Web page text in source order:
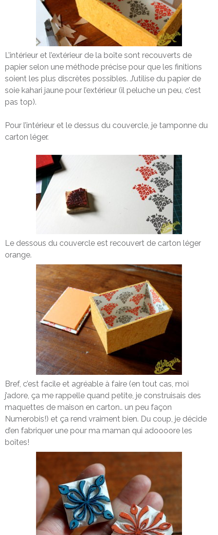
L’intérieur et l’extérieur de la boîte sont recouverts de
papier selon une méthode précise pour que les finitions
soient les plus discrètes possibles. J’utilise du papier de
soie kahari jaune pour l’extérieur (il peluche un peu, c’est
pas top).
Pour l’intérieur et le dessus du couvercle, je tamponne du
carton léger.
Le dessous du couvercle est recouvert de carton léger
orange.
Bref, c’est facile et agréable à faire (en tout cas, moi
j’adore, ça me rappelle quand petite, je construisais des
maquettes de maison en carton.. un peu façon
Numerobis!) et ça rend vraiment bien. Du coup, je décide
d’en fabriquer une pour ma maman qui adoooore les
boîtes!